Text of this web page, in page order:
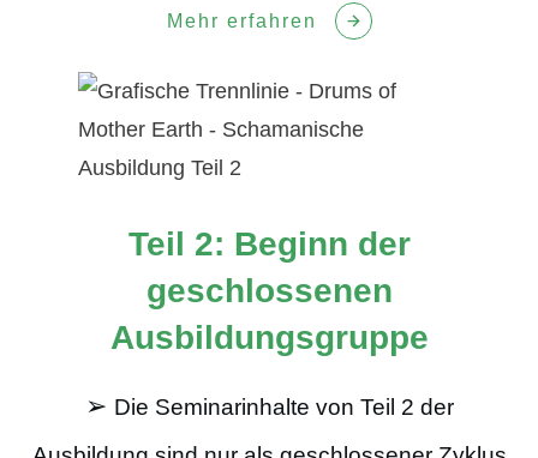
Mehr erfahren
Teil 2: Beginn der
geschlossenen
Ausbildungsgruppe
➢ Die Seminarinhalte von Teil 2 der